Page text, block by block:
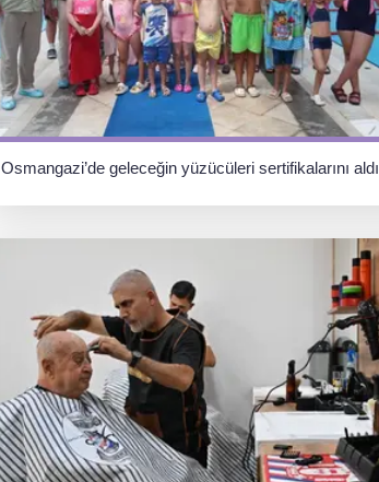
Osmangazi’de geleceğin yüzücüleri sertifikalarını aldı